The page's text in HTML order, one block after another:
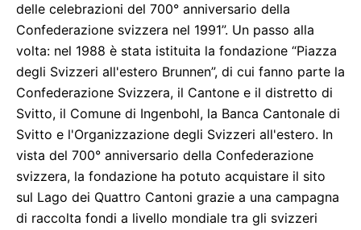
delle celebrazioni del 700° anniversario della
Confederazione svizzera nel 1991”. Un passo alla
volta: nel 1988 è stata istituita la fondazione “Piazza
degli Svizzeri all'estero Brunnen”, di cui fanno parte la
Confederazione Svizzera, il Cantone e il distretto di
Svitto, il Comune di Ingenbohl, la Banca Cantonale di
Svitto e l'Organizzazione degli Svizzeri all'estero. In
vista del 700° anniversario della Confederazione
svizzera, la fondazione ha potuto acquistare il sito
sul Lago dei Quattro Cantoni grazie a una campagna
di raccolta fondi a livello mondiale tra gli svizzeri